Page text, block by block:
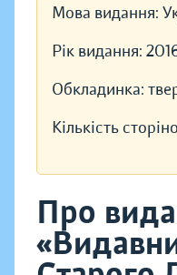
Мова видання:
Рік видання:
Обкладинка:
Кількість
Про